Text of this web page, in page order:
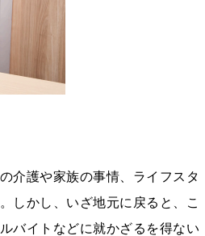
介護や家族の事情、ライフスタ
しかし、いざ地元に戻ると、こ
バイトなどに就かざるを得ない